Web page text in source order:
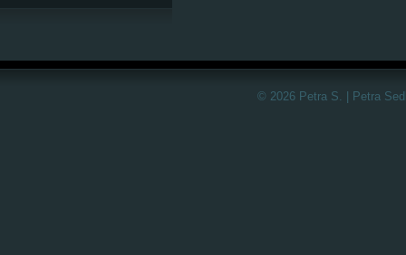
© 2026 Petra S. | Petra